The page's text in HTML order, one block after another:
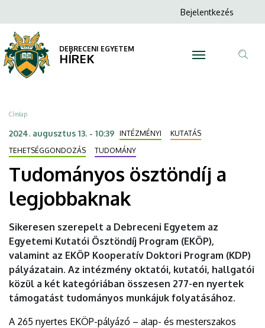
ösztöndíj
a
legjobbaknak
DEBRECENI
EGYETEM
a
tartalomra
Anonim
menüje
Bejelentkezés
DEBRECENI EGYETEM
HÍREK
Morzsa
Címlap
2024. augusztus 13. - 10:39 INTÉZMÉNYI
KUTATÁS
TEHETSÉGGONDOZÁS
TUDOMÁNY
Tudományos ösztöndíj a
legjobbaknak
Sikeresen szerepelt a Debreceni Egyetem az
Egyetemi Kutatói Ösztöndíj Program (EKÖP),
valamint az EKÖP Kooperatív Doktori Program (KDP)
pályázatain. Az intézmény oktatói, kutatói, hallgatói
közül a két kategóriában összesen 277-en nyertek
támogatást tudományos munkájuk folyatásához.
A 265 nyertes EKÖP-pályázó – alap- és mesterszakos